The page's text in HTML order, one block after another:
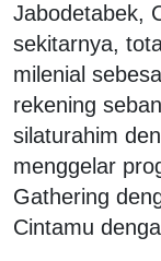
Jabodetabek,
sekitarnya,
milenial
rekening
silaturahim
menggelar
Gathering
Cintamu